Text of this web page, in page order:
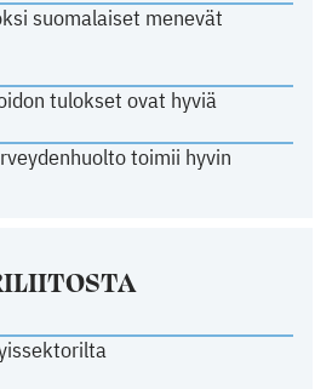
suomalaiset menevät
tulokset ovat hyviä
toimii hyvin